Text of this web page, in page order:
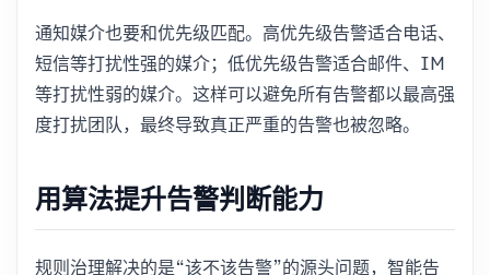
通知媒介也要和优先级匹配。高优先级告警适合电话、
短信等打扰性强的媒介；低优先级告警适合邮件、IM
等打扰性弱的媒介。这样可以避免所有告警都以最高强
度打扰团队，最终导致真正严重的告警也被忽略。
用算法提升告警判断能力
规则治理解决的是“该不该告警”的源头问题，智能告